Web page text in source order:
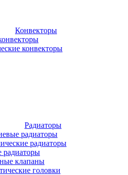
Конвекторы
конвекторы
Радиаторы
радиаторы
радиаторы
радиаторы
клапаны
головки